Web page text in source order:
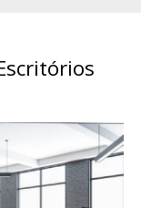
Escritórios